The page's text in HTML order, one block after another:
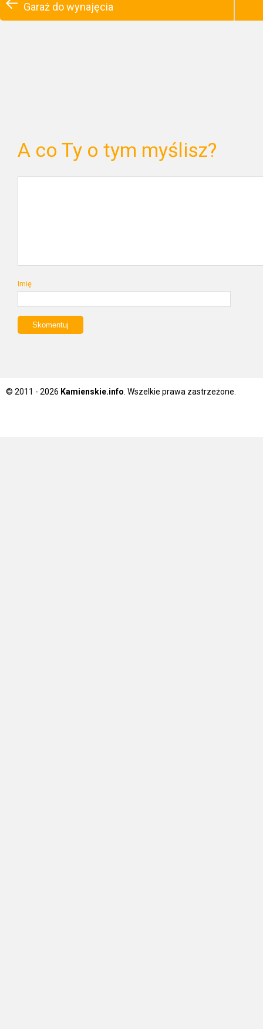
Garaż do wynajęcia
A co Ty o tym myślisz?
Imię
© 2011 - 2026 Kamienskie.info . Wszelkie prawa zastrzeżone.